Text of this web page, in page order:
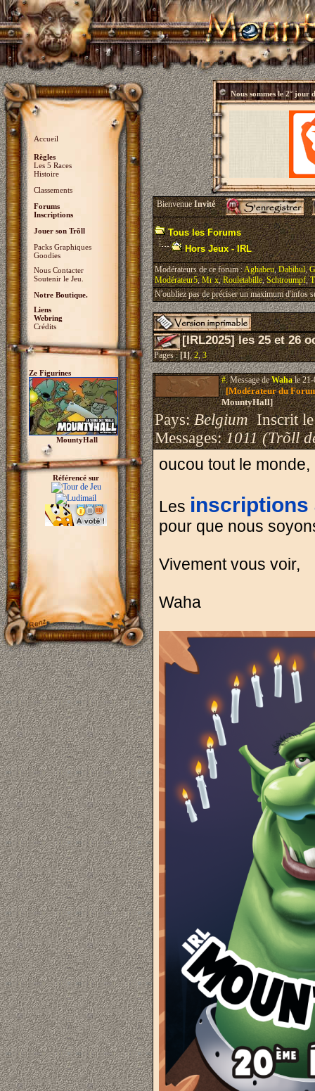
Accueil
Règles
Les 5 Races
Histoire
Classements
Forums
Inscriptions
Jouer son Trõll
Packs Graphiques
Goodies
Nous Contacter
Soutenir le Jeu.
Notre Boutique.
Liens
Webring
Crédits
Ze Figurines
MountyHall
Référencé sur
Nous sommes le2° jour
BienvenueInvité
Tous les Forums
Hors Jeux - IRL
Modérateurs de ce forum :Aghabeu,Dabihul,
Modérateur5,Mr x,Rouletabille,Schtroumpf,
N'oubliez pas de préciser un maximum d'infos
[IRL2025] les 25 et 26
Pages :[1],2,3
#.Message deWahale 21-
[Modérateur du
MountyHall]
Pays:BelgiumInscrit
Messages:1011 (Trõll
oucou tout le monde,
Les inscriptions
pour que nous
Vivement vous voir,
Waha